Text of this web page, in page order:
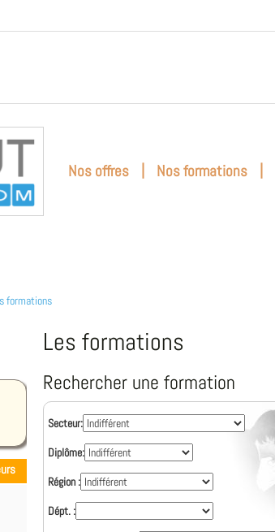
Nos offres | Nos formations |
formations
Les formations
Rechercher une formation
Secteur:
Diplôme:
Région :
Dépt. :